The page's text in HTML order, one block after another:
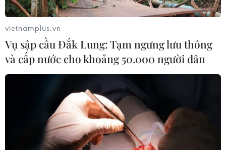
TIN LIÊN QUAN
vietnamplus.vn
Vụ sập cầu Đắk Lung: Tạm ngưng lưu thông
và cấp nước cho khoảng 50.000 người dân